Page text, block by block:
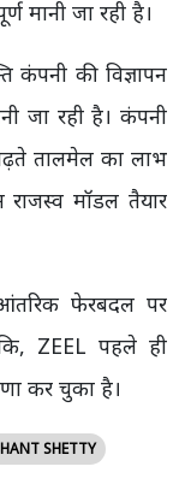
मानी जा रही है।
कंपनी की विज्ञापन
जा रही है। कंपनी
तालमेल का लाभ
मॉडल तैयार
फेरबदल पर
ZEEL पहले ही
कर चुका है।
SHETTY